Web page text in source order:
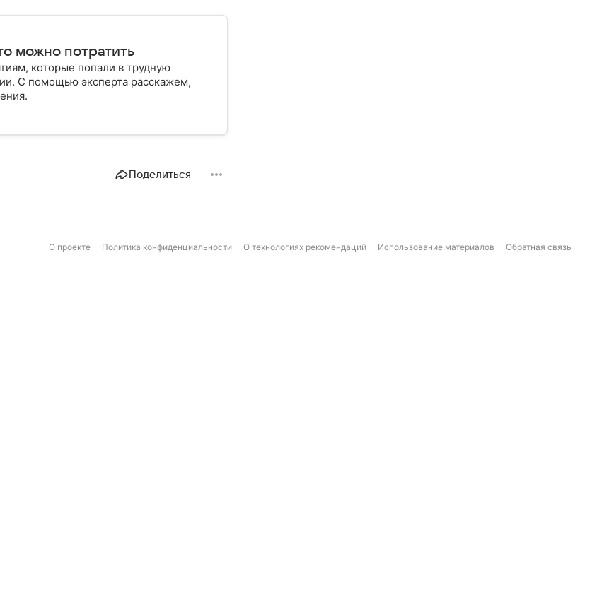
можно потратить
которые попали в трудную
С помощью эксперта расскажем,
Поделиться
О проекте Политика конфиденциальности О технологиях рекомендаций Использование материалов Обратная связь